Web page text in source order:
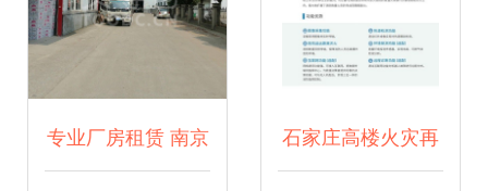
广州正凯消防科技
专业厂房租赁 南京 石家庄高楼火灾再